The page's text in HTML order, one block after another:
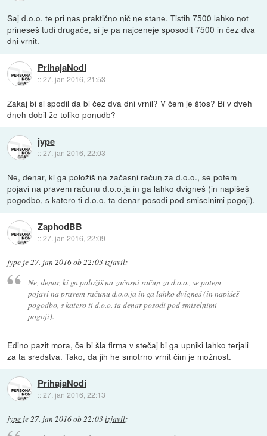
Saj d.o.o. te pri nas praktično nič ne stane. Tistih 7500 lahko not
prineseš tudi drugače, si je pa najceneje sposodit 7500 in čez dva
dni vrnit.
PrihajaNodi
::27. jan 2016, 21:53
Zakaj bi si spodil da bi čez dva dni vrnil? V čem je štos? Bi v dveh
dneh dobil že toliko ponudb?
jype
::27. jan 2016, 22:03
Ne, denar, ki ga položiš na začasni račun za d.o.o., se potem
pojavi na pravem računu d.o.o.ja in ga lahko dvigneš (in napišeš
pogodbo, s katero ti d.o.o. ta denar posodi pod smiselnimi pogoji).
ZaphodBB
::27. jan 2016, 22:09
jype je27. jan 2016 ob 22:03izjavil:
Ne, denar, ki ga položiš na začasni račun za d.o.o., se potem
pojavi na pravem računu d.o.o.ja in ga lahko dvigneš (in napišeš
pogodbo, s katero ti d.o.o. ta denar posodi pod smiselnimi
pogoji).
Edino pazit mora, če bi šla firma v stečaj bi ga upniki lahko terjali
za ta sredstva. Tako, da jih he smotrno vrnit čim je možnost.
PrihajaNodi
::27. jan 2016, 22:13
jype je27. jan 2016 ob 22:03izjavil: